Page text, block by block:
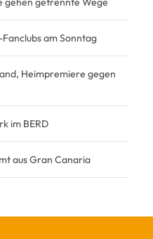
am Sonntag
Heimpremiere gegen
im BERD
aus Gran Canaria